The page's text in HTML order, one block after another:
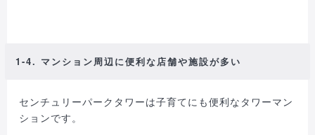
1-4. マンション周辺に便利な店舗や施設が多い
センチュリーパークタワーは子育てにも便利なタワーマン
ションです。